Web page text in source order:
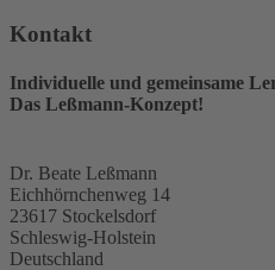
Kontakt
Individuelle und gemeinsame
Das Leßmann-Konzept!
Dr. Beate Leßmann
Eichhörnchenweg 14
23617 Stockelsdorf
Schleswig-Holstein
Deutschland